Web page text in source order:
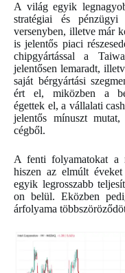
A világ egyik
stratégiai és
versenyben, illetve már
is jelentős piaci
chipgyártással a
jelentősen lemaradt,
saját bérgyártási
ért el, miközben a
égettek el, a vállalati
jelentős mínuszt
cégből.
A fenti folyamatokat a
hiszen az elmúlt
egyik legrosszabb
on belül. Eközben
árfolyama